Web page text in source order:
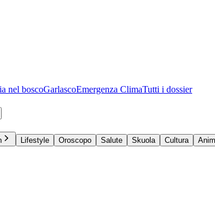
nel boscoGarlascoEmergenza ClimaTutti i dossier
Lifestyle Oroscopo Salute Skuola Cultura